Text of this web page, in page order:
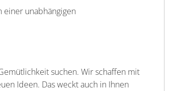
einer unabhängigen
suchen. Wir schaffen mit
Ideen. Das weckt auch in Ihnen